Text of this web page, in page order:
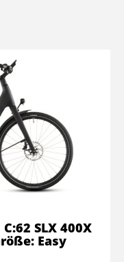
SLX 400X
Easy